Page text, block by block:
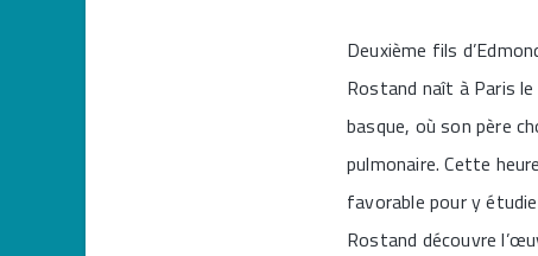
Deuxième fils
Rostand naît à Paris
basque, où son père
pulmonaire. Cette
favorable pour y
Rostand découvre